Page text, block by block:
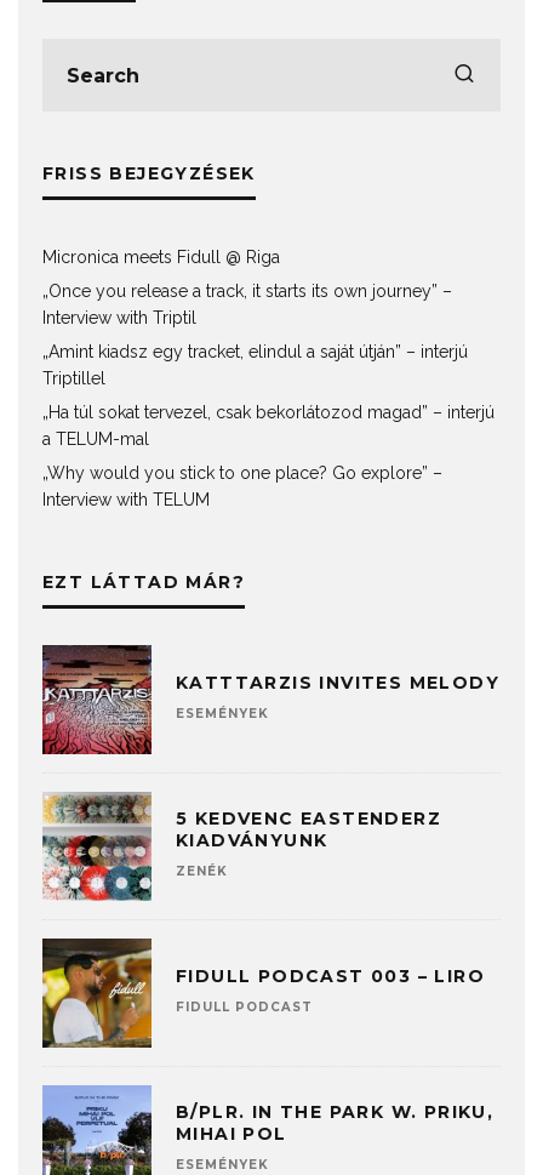
FRISS BEJEGYZÉSEK
Micronica meets Fidull @ Riga
„Once you release a track, it starts its own journey” –
Interview with Triptil
„Amint kiadsz egy tracket, elindul a saját útján” – interjú
Triptillel
„Ha túl sokat tervezel, csak bekorlátozod magad” – interjú
a TELUM-mal
„Why would you stick to one place? Go explore” –
Interview with TELUM
EZT LÁTTAD MÁR?
KATTTARZIS INVITES MELODY
ESEMÉNYEK
5 KEDVENC EASTENDERZ
KIADVÁNYUNK
ZENÉK
FIDULL PODCAST 003 – LIRO
FIDULL PODCAST
B/PLR. IN THE PARK W. PRIKU,
MIHAI POL
ESEMÉNYEK